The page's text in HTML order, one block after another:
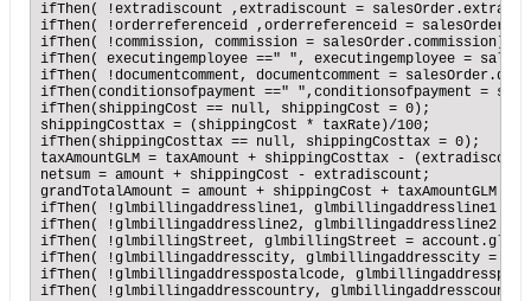
ifThen( !extradiscount ,extradiscount =
ifThen( !orderreferenceid ,orderreferenceid =
ifThen( !commission, commission = salesOrder.commission);
ifThen( executingemployee ==" ", executingemployee =
ifThen( !documentcomment, documentcomment =
ifThen(conditionsofpayment ==" ",conditionsofpayment =
ifThen(shippingCost == null, shippingCost = 0);
shippingCosttax = (shippingCost * taxRate)/100;
ifThen(shippingCosttax == null, shippingCosttax = 0);
taxAmountGLM = taxAmount + shippingCosttax -
netsum = amount + shippingCost - extradiscount;
grandTotalAmount = amount + shippingCost + taxAmountGLM
ifThen( !glmbillingaddressline1, glmbillingaddressline1 =
ifThen( !glmbillingaddressline2, glmbillingaddressline2 =
ifThen( !glmbillingStreet, glmbillingStreet =
ifThen( !glmbillingaddresscity, glmbillingaddresscity =
ifThen( !glmbillingaddresspostalcode,
ifThen( !glmbillingaddresscountry,